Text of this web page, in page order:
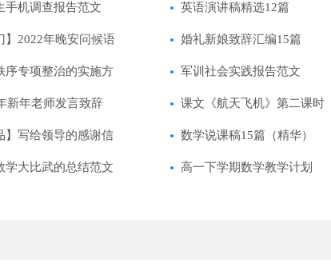
】
手机调查报告范文
23篇）
英语演讲稿精选12篇
】2022年晚安问候语
合59句
婚礼新娘致辞汇编15篇
序专项整治的实施方 军训社会实践报告范文
新年老师发言致辞 课文《航天飞机》第二课时
教学设计范文
】写给领导的感谢信
篇
数学说课稿15篇（精华）
学大比武的总结范文 高一下学期数学教学计划